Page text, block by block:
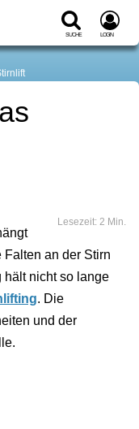
Suche Login
Lesezeit: 2 Min.
Falten an der Stirn
hält nicht so lange
. Die
und der